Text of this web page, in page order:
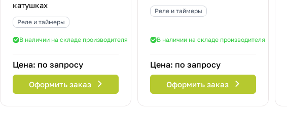
катушках
Реле и таймеры
В наличии на складе производителя
Цена: по запросу
Оформить заказ
Реле и таймеры
В наличии на складе производителя
Цена: по запросу
Оформить заказ